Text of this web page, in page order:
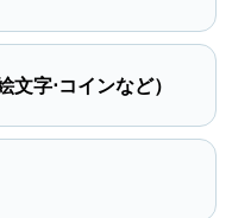
字⋅コインなど）